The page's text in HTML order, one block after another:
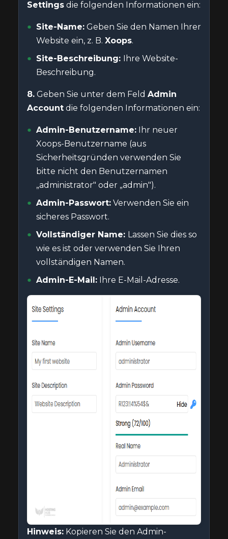
Settings die folgenden Informationen ein:
Site-Name: Geben Sie den Namen Ihrer
Website ein, z. B. Xoops.
Site-Beschreibung:
Ihre Website-
Beschreibung.
8. Geben Sie unter dem Feld Admin
Account die folgenden Informationen ein:
Admin-Benutzername: Ihr neuer
Xoops-Benutzername (aus
Sicherheitsgründen verwenden Sie
bitte nicht den Benutzernamen
„administrator" oder „admin").
Admin-Passwort: Verwenden Sie ein
sicheres Passwort.
Vollständiger Name: Lassen Sie dies so
wie es ist oder verwenden Sie Ihren
vollständigen Namen.
Admin-E-Mail: Ihre E-Mail-Adresse.
Hinweis: Kopieren Sie den Admin-